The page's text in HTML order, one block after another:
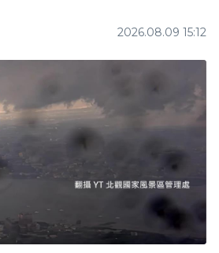
2026.08.09 15:12